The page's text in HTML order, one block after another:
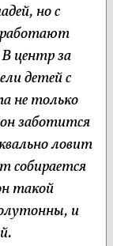
но с
работают
центр за
детей с
не только
заботится
ловит
собирается
такой
и